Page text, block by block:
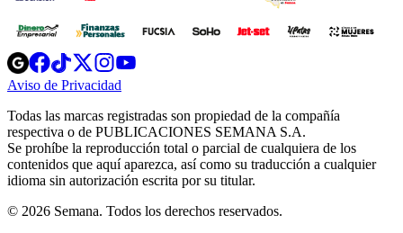
Opens
in
new
Opens
in
new
Opens
in
new
window
Opens
new
windowwindow
Aviso de Privacidad
new
window
Todas las marcas registradas son propiedad de la compañía
respectiva o de PUBLICACIONES SEMANA S.A.
Se prohíbe la reproducción total o parcial de cualquiera de los
contenidos que aquí aparezca, así como su traducción a cualquier
idioma sin autorización escrita por su titular.
© 2026 Semana. Todos los derechos reservados.